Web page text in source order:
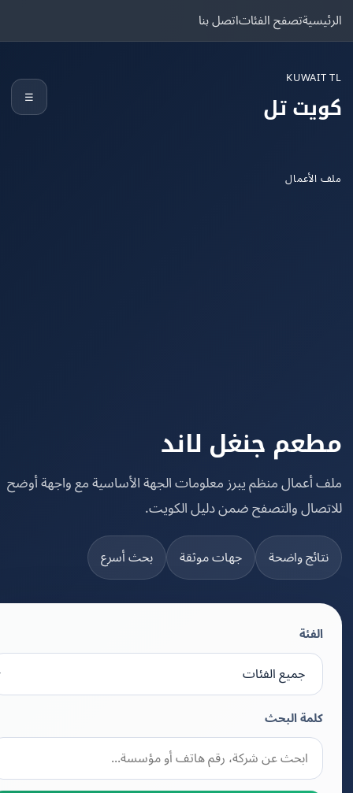
تصفح الفئاتاتصل بنا
تل
جنغل لاند
منظم يبرز معلومات الجهة الأساسية مع واجهة أوضح
والتصفح ضمن دليل الكويت.
واضحة جهات موثقة بحث أسرع
كلمة البحث